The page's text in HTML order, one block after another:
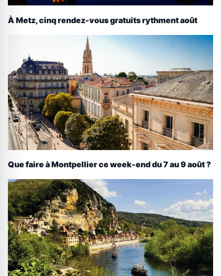
À Metz, cinq rendez-vous gratuits rythment août
Que faire à Montpellier ce week-end du 7 au 9 août ?